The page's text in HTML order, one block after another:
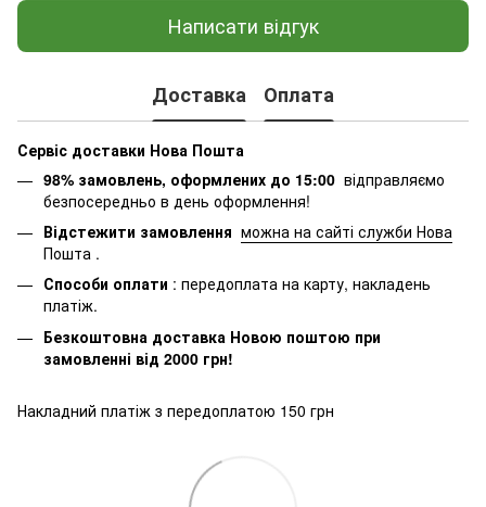
Написати відгук
Доставка Оплата
Сервіс доставки Нова Пошта
98% замовлень, оформлених до 15:00 відправляємо
безпосередньо в день оформлення!
Відстежити замовлення можна на сайті служби Нова
Пошта .
Способи оплати : передоплата на карту, накладень
платіж.
Безкоштовна доставка Новою поштою при
замовленні від 2000 грн!
Накладний платіж з передоплатою 150 грн